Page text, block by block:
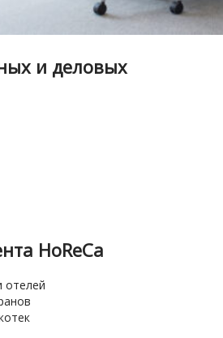
и деловых
HoReCa
отелей